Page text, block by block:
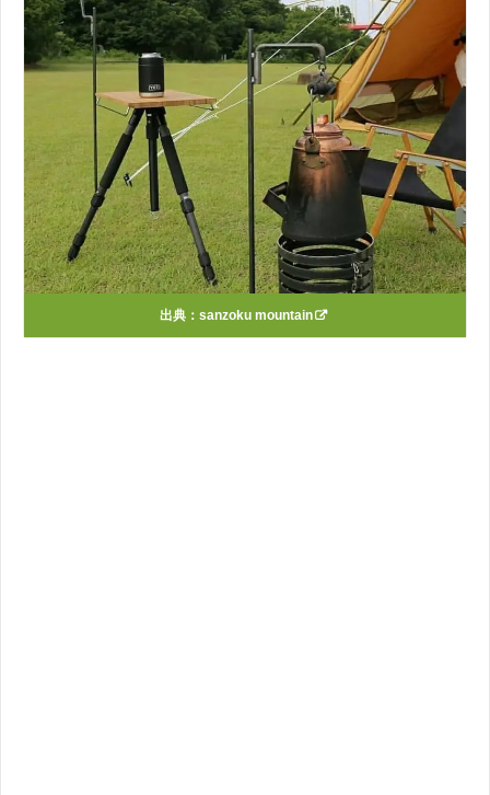
出典： sanzoku mountain